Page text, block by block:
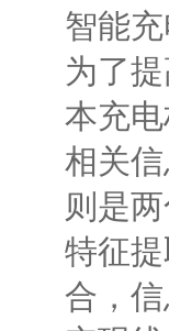
智能
为了
本充
相关
则是
特征
合，